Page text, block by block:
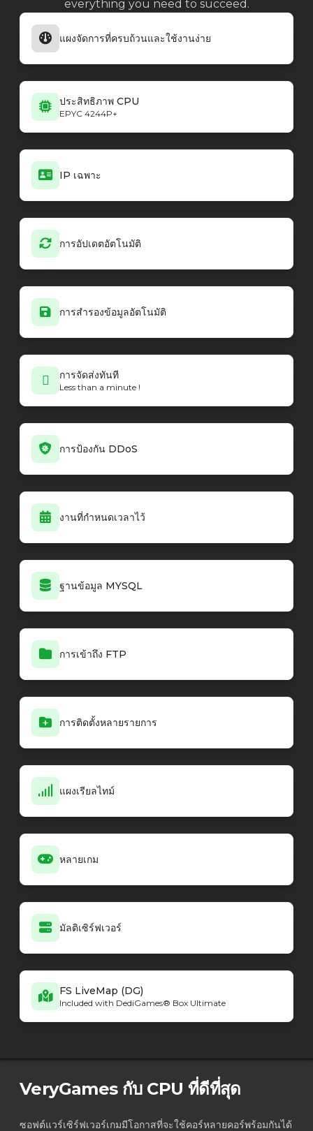
everything you need to succeed.
แผงจัดการที่ครบถ้วนและใช้งานง่าย
ประสิทธิภาพ CPU
EPYC 4244P+
IP เฉพาะ
การอัปเดตอัตโนมัติ
การสำรองข้อมูลอัตโนมัติ
การจัดส่งทันที
Less than a minute !
การป้องกัน DDoS
งานที่กำหนดเวลาไว้
ฐานข้อมูล MYSQL
การเข้าถึง FTP
การติดตั้งหลายรายการ
แผงเรียลไทม์
หลายเกม
มัลติเซิร์ฟเวอร์
FS LiveMap (DG)
Included with DediGames® Box Ultimate
VeryGames กับ CPU ที่ดีที่สุด
ซอฟต์แวร์เซิร์ฟเวอร์เกมมีโอกาสที่จะใช้คอร์หลายคอร์พร้อมกันได้